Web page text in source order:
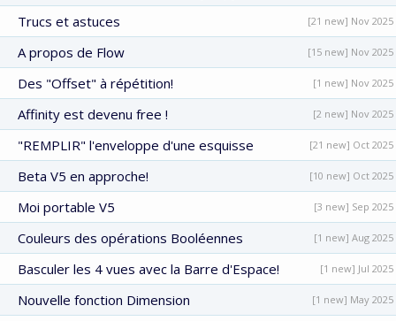
Trucs et astuces [21 new] Nov 2025
A propos de Flow [15 new] Nov 2025
Des "Offset" à répétition! [1 new] Nov 2025
Affinity est devenu free ! [2 new] Nov 2025
"REMPLIR" l'enveloppe d'une esquisse [21 new] Oct 2025
Beta V5 en approche! [10 new] Oct 2025
Moi portable V5 [3 new] Sep 2025
Couleurs des opérations Booléennes [1 new] Aug 2025
Basculer les 4 vues avec la Barre d'Espace! [1 new] Jul 2025
Nouvelle fonction Dimension [1 new] May 2025